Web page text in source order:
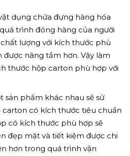
dụng chứa đựng hàng hóa
trình đóng hàng của người
lượng với kích thước phù
được nâng tầm hơn. Vậy làm
thước hộp carton phù hợp với
sản phẩm khác nhau sẽ sử
có kích thước tiêu chuẩn
có kích thước phù hợp sẽ
đẹp mặt và tiết kiệm được chi
hơn trong quá trình vận